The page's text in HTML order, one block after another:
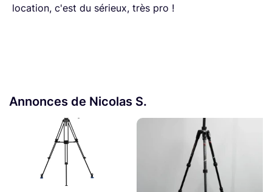
location, c'est du sérieux, très pro !
Annonces de Nicolas S.